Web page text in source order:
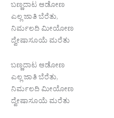
ಬಣ್ಣದಾಟ ಆಡೋಣ
ಎಲ್ಲ ಜಾತಿ ಬೆರೆತು,
ನಿರ್ಮಲದಿ ಮೀಯೋಣ
ದ್ವೇಷಾಸೂಯೆ ಮರೆತು
ಬಣ್ಣದಾಟ ಆಡೋಣ
ಎಲ್ಲ ಜಾತಿ ಬೆರೆತು,
ನಿರ್ಮಲದಿ ಮೀಯೋಣ
ದ್ವೇಷಾಸೂಯೆ ಮರೆತು